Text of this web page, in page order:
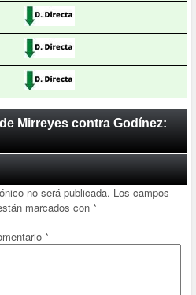
Mirreyes contra Godínez:
no será publicada. Los campos
marcados con*
*